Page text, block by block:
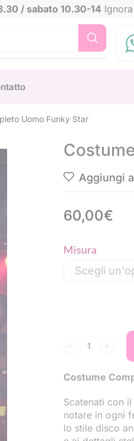
/ sabato 10.30-14 Ignora
Uomo Funky Star
Aggiungi
60,00€
Misura
Costume
Scatenati con
notare in ogni
lo stile disco